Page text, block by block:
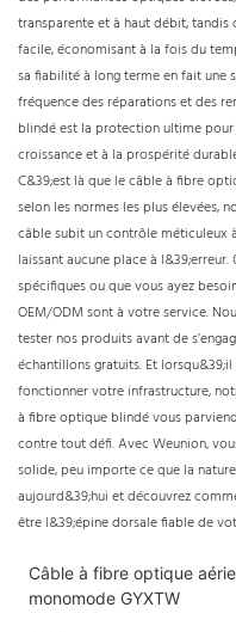
transparente et à haut débit,
facile, économisant à la fois du
sa fiabilité à long terme en fait une
fréquence des réparations et des
blindé est la protection ultime pour
croissance et à la prospérité
C&39;est là que le câble à fibre
selon les normes les plus élevées,
câble subit un contrôle
laissant aucune place à
spécifiques ou que vous ayez
OEM/ODM sont à votre service.
tester nos produits avant de
échantillons gratuits. Et
fonctionner votre infrastructure,
à fibre optique blindé vous
contre tout défi. Avec Weunion,
solide, peu importe ce que la
aujourd&39;hui et découvrez
être l&39;épine dorsale fiable de
Câble à fibre optique
monomode GYXTW